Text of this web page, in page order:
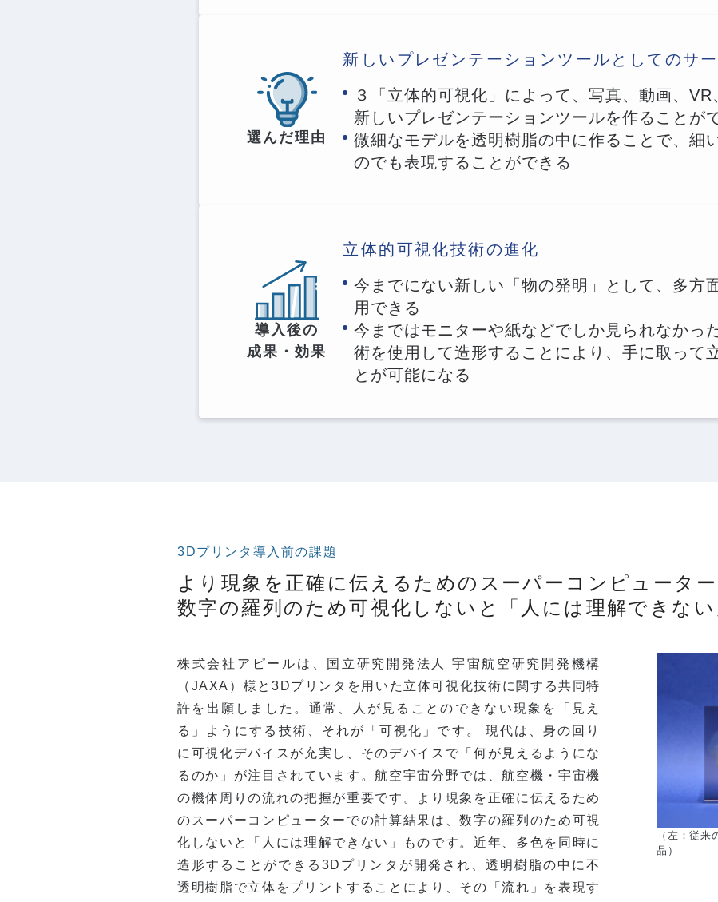
選んだ理由
新しいプレゼンテーションツールとしてのサ
３「立体的可視化」によって、写真、動画、VR
新しいプレゼンテーションツールを作ることが
微細なモデルを透明樹脂の中に作ることで、細
のでも表現することができる
導入後の
成果・効果
立体的可視化技術の進化
今までにない新しい「物の発明」として、多方
用できる
今まではモニターや紙などでしか見られなかっ
術を使用して造形することにより、手に取って
とが可能になる
3Dプリンタ導入前の課題
より現象を正確に伝えるためのスーパーコンピューター
数字の羅列のため可視化しないと「人には理解できない
株式会社アピールは、国立研究開発法人 宇宙航空研究開発機構
（JAXA）様と3Dプリンタを用いた立体可視化技術に関する共同特
許を出願しました。通常、人が見ることのできない現象を「見え
る」ようにする技術、それが「可視化」です。 現代は、身の回り
に可視化デバイスが充実し、そのデバイスで「何が見えるようにな
るのか」が注目されています。航空宇宙分野では、航空機・宇宙機
の機体周りの流れの把握が重要です。より現象を正確に伝えるため
のスーパーコンピューターでの計算結果は、数字の羅列のため可視
化しないと「人には理解できない」ものです。近年、多色を同時に
造形することができる3Dプリンタが開発され、透明樹脂の中に不
透明樹脂で立体をプリントすることにより、その「流れ」を表現す
（左：従
品）